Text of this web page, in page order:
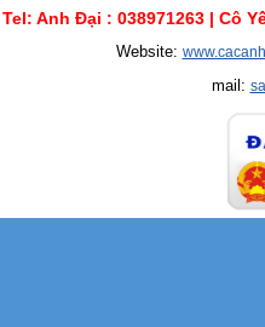
Tel: Anh Đại : 038971263 | Cô
Website:
mail: